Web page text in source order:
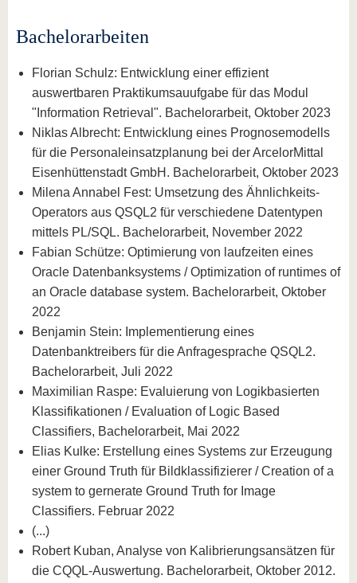
Bachelorarbeiten
Florian Schulz: Entwicklung einer effizient
auswertbaren Praktikumsauufgabe für das Modul
"Information Retrieval". Bachelorarbeit, Oktober 2023
Niklas Albrecht: Entwicklung eines Prognosemodells
für die Personaleinsatzplanung bei der ArcelorMittal
Eisenhüttenstadt GmbH. Bachelorarbeit, Oktober 2023
Milena Annabel Fest: Umsetzung des Ähnlichkeits-
Operators aus QSQL2 für verschiedene Datentypen
mittels PL/SQL. Bachelorarbeit, November 2022
Fabian Schütze: Optimierung von laufzeiten eines
Oracle Datenbanksystems / Optimization of runtimes of
an Oracle database system. Bachelorarbeit, Oktober
2022
Benjamin Stein: Implementierung eines
Datenbanktreibers für die Anfragesprache QSQL2.
Bachelorarbeit, Juli 2022
Maximilian Raspe: Evaluierung von Logikbasierten
Klassifikationen / Evaluation of Logic Based
Classifiers, Bachelorarbeit, Mai 2022
Elias Kulke: Erstellung eines Systems zur Erzeugung
einer Ground Truth für Bildklassifizierer / Creation of a
system to gernerate Ground Truth for Image
Classifiers. Februar 2022
(...)
Robert Kuban, Analyse von Kalibrierungsansätzen für
die CQQL-Auswertung. Bachelorarbeit, Oktober 2012.